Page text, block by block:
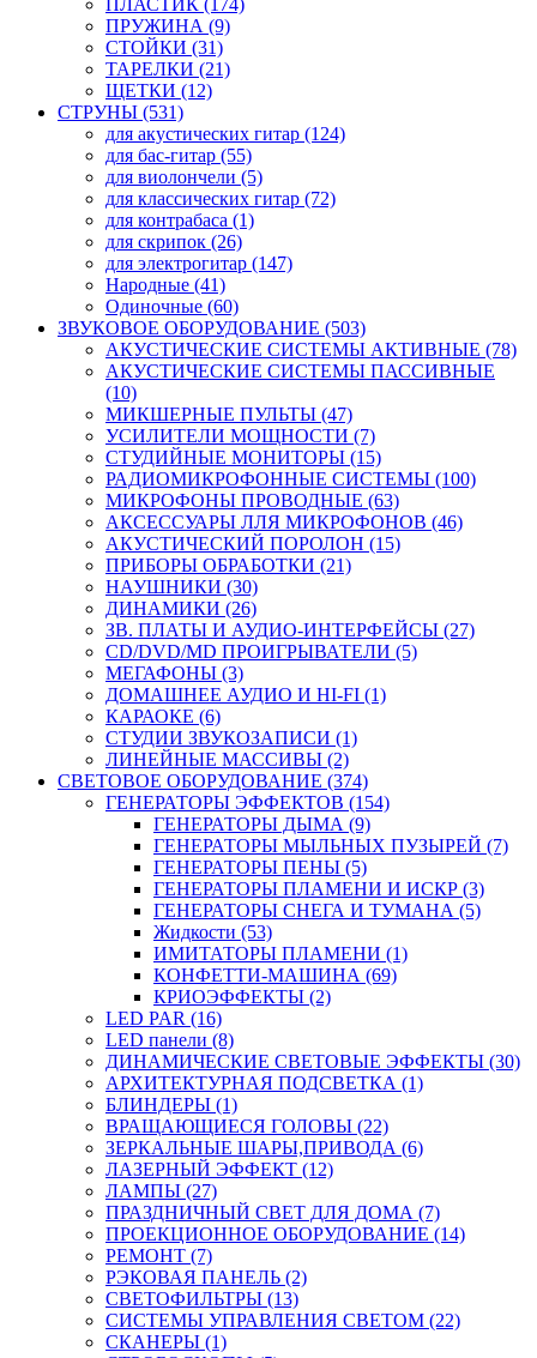
ПРУЖИНА (9)
СТОЙКИ (31)
ТАРЕЛКИ (21)
ЩЕТКИ (12)
СТРУНЫ (531)
для акустических гитар (124)
для бас-гитар (55)
для виолончели (5)
для классических гитар (72)
для контрабаса (1)
для скрипок (26)
для электрогитар (147)
Народные (41)
Одиночные (60)
ЗВУКОВОЕ ОБОРУДОВАНИЕ (503)
АКУСТИЧЕСКИЕ СИСТЕМЫ АКТИВНЫЕ (78)
АКУСТИЧЕСКИЕ СИСТЕМЫ ПАССИВНЫЕ
(10)
МИКШЕРНЫЕ ПУЛЬТЫ (47)
УСИЛИТЕЛИ МОЩНОСТИ (7)
СТУДИЙНЫЕ МОНИТОРЫ (15)
РАДИОМИКРОФОННЫЕ СИСТЕМЫ (100)
МИКРОФОНЫ ПРОВОДНЫЕ (63)
АКСЕССУАРЫ ЛЛЯ МИКРОФОНОВ (46)
АКУСТИЧЕСКИЙ ПОРОЛОН (15)
ПРИБОРЫ ОБРАБОТКИ (21)
НАУШНИКИ (30)
ДИНАМИКИ (26)
ЗВ. ПЛАТЫ И АУДИО-ИНТЕРФЕЙСЫ (27)
CD/DVD/MD ПРОИГРЫВАТЕЛИ (5)
МЕГАФОНЫ (3)
ДОМАШНЕЕ АУДИО И HI-FI (1)
КАРАОКЕ (6)
СТУДИИ ЗВУКОЗАПИСИ (1)
ЛИНЕЙНЫЕ МАССИВЫ (2)
СВЕТОВОЕ ОБОРУДОВАНИЕ (374)
ГЕНЕРАТОРЫ ЭФФЕКТОВ (154)
ГЕНЕРАТОРЫ ДЫМА (9)
ГЕНЕРАТОРЫ МЫЛЬНЫХ ПУЗЫРЕЙ (7)
ГЕНЕРАТОРЫ ПЕНЫ (5)
ГЕНЕРАТОРЫ ПЛАМЕНИ И ИСКР (3)
ГЕНЕРАТОРЫ СНЕГА И ТУМАНА (5)
Жидкости (53)
ИМИТАТОРЫ ПЛАМЕНИ (1)
КОНФЕТТИ-МАШИНА (69)
КРИОЭФФЕКТЫ (2)
LED PAR (16)
LED панели (8)
ДИНАМИЧЕСКИЕ СВЕТОВЫЕ ЭФФЕКТЫ (30)
АРХИТЕКТУРНАЯ ПОДСВЕТКА (1)
БЛИНДЕРЫ (1)
ВРАЩАЮЩИЕСЯ ГОЛОВЫ (22)
ЗЕРКАЛЬНЫЕ ШАРЫ,ПРИВОДА (6)
ЛАЗЕРНЫЙ ЭФФЕКТ (12)
ЛАМПЫ (27)
ПРАЗДНИЧНЫЙ СВЕТ ДЛЯ ДОМА (7)
ПРОЕКЦИОННОЕ ОБОРУДОВАНИЕ (14)
РЕМОНТ (7)
РЭКОВАЯ ПАНЕЛЬ (2)
СВЕТОФИЛЬТРЫ (13)
СИСТЕМЫ УПРАВЛЕНИЯ СВЕТОМ (22)
СКАНЕРЫ (1)